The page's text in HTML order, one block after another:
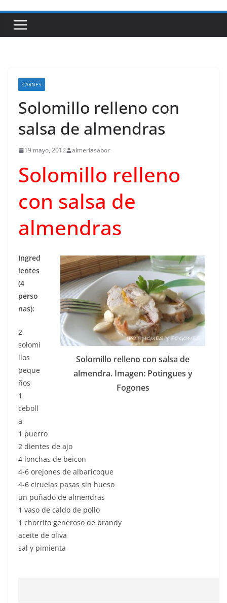
CARNES
Solomillo relleno con
salsa de almendras
19 mayo, 2012 almeriasabor
Solomillo relleno
con salsa de
almendras
Solomillo relleno con salsa de
almendra. Imagen: Potingues y
Fogones
Ingred
ientes
(4
perso
nas):
2
solomi
llos
peque
ños
1
ceboll
a
1 puerro
2 dientes de ajo
4 lonchas de beicon
4-6 orejones de albaricoque
4-6 ciruelas pasas sin hueso
un puñado de almendras
1 vaso de caldo de pollo
1 chorrito generoso de brandy
aceite de oliva
sal y pimienta